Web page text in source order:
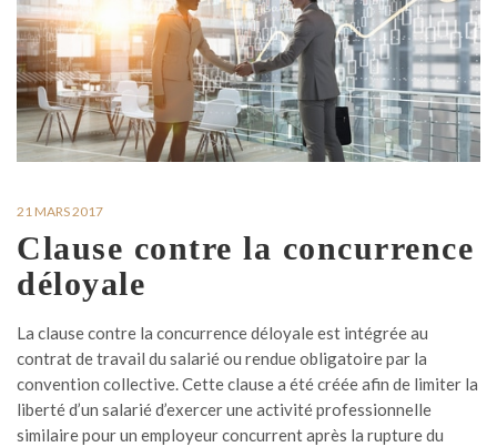
21 MARS 2017
Clause contre la concurrence
déloyale
La clause contre la concurrence déloyale est intégrée au
contrat de travail du salarié ou rendue obligatoire par la
convention collective. Cette clause a été créée afin de limiter la
liberté d’un salarié d’exercer une activité professionnelle
similaire pour un employeur concurrent après la rupture du